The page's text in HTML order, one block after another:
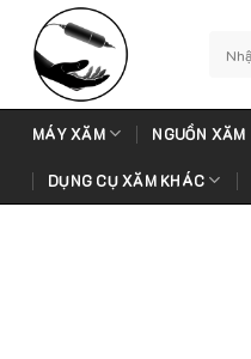
content
kiếm:
MÁY XĂM NGUỒN XĂM
DỤNG CỤ XĂM KHÁC